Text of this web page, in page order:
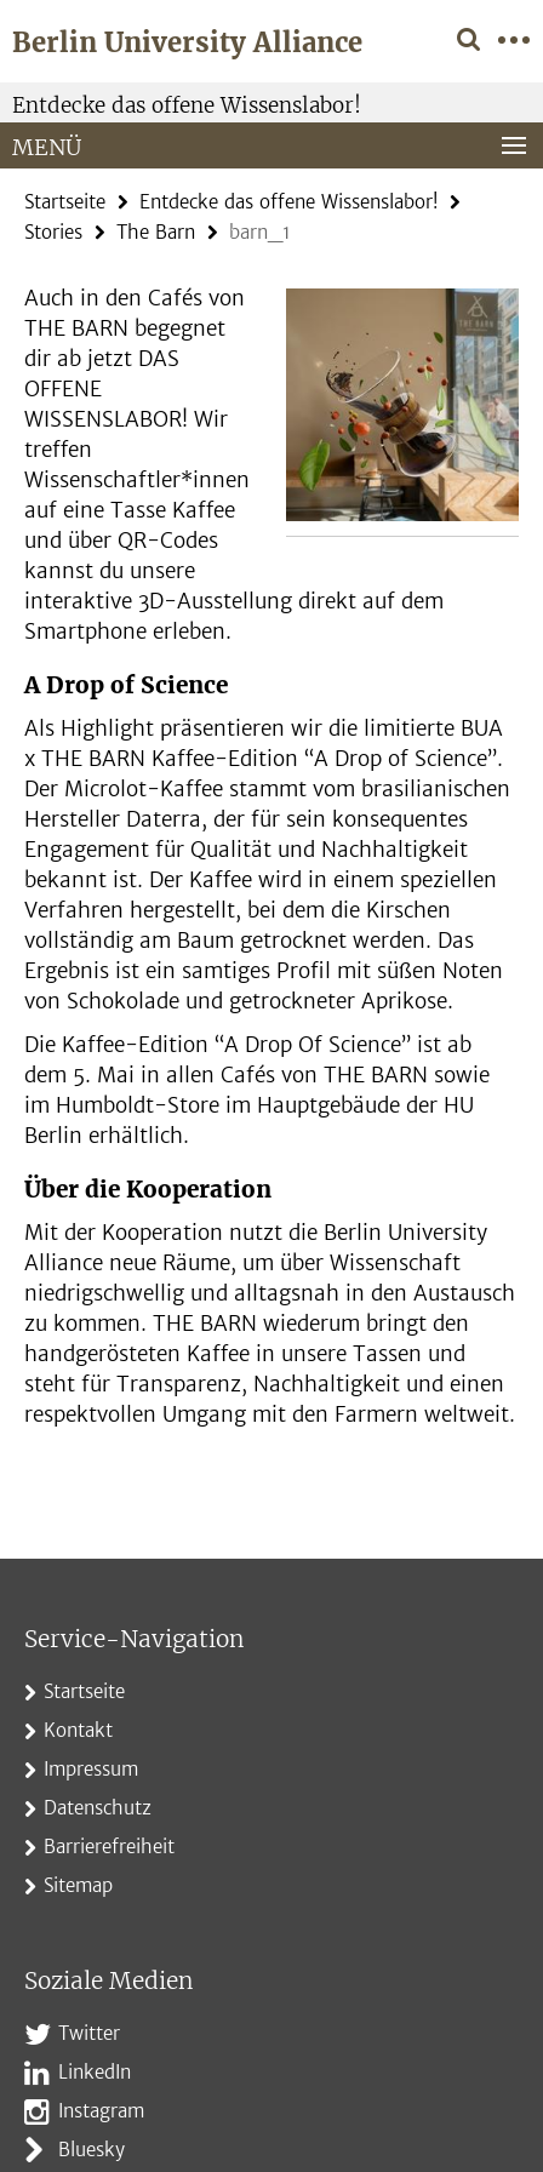
direkt
Inhalt
Berlin University Alliance
Service-
Navigation
Entdecke das offene Wissenslabor!
MENÜ
Startseite
Entdecke das offene Wissenslabor!
Stories
The Barn barn_1
Auch in den Cafés von
THE BARN begegnet
dir ab jetzt DAS
OFFENE
WISSENSLABOR! Wir
treffen
Wissenschaftler*innen
auf eine Tasse Kaffee
und über QR-Codes
kannst du unsere
interaktive 3D-Ausstellung direkt auf dem
Smartphone erleben.
A Drop of Science
Als Highlight präsentieren wir die limitierte BUA
x THE BARN Kaffee-Edition “A Drop of Science”.
Der Microlot-Kaffee stammt vom brasilianischen
Hersteller Daterra, der für sein konsequentes
Engagement für Qualität und Nachhaltigkeit
bekannt ist. Der Kaffee wird in einem speziellen
Verfahren hergestellt, bei dem die Kirschen
vollständig am Baum getrocknet werden. Das
Ergebnis ist ein samtiges Profil mit süßen Noten
von Schokolade und getrockneter Aprikose.
Die Kaffee-Edition “A Drop Of Science” ist ab
dem 5. Mai in allen Cafés von THE BARN sowie
im Humboldt-Store im Hauptgebäude der HU
Berlin erhältlich.
Über die Kooperation
Mit der Kooperation nutzt die Berlin University
Alliance neue Räume, um über Wissenschaft
niedrigschwellig und alltagsnah in den Austausch
zu kommen. THE BARN wiederum bringt den
handgerösteten Kaffee in unsere Tassen und
steht für Transparenz, Nachhaltigkeit und einen
respektvollen Umgang mit den Farmern weltweit.
Service-Navigation
Startseite
Kontakt
Impressum
Datenschutz
Barrierefreiheit
Sitemap
Soziale Medien
Twitter
LinkedIn
Instagram
Bluesky